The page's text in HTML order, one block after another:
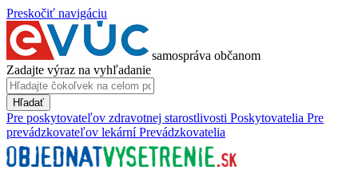
Preskočiť navigáciu
samospráva občanom
Zadajte výraz na vyhľadanie
Hľadať
Pre poskytovateľov zdravotnej starostlivosti Poskytovatelia Pre
prevádzkovateľov lekární Prevádzkovatelia